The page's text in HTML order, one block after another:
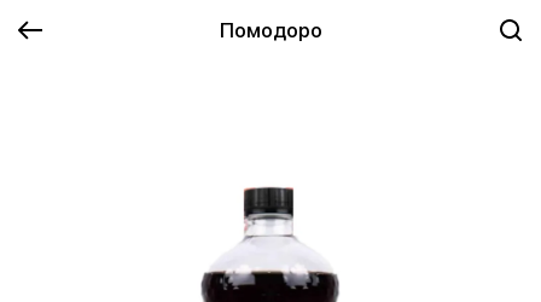
Помодоро